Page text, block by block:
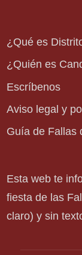
¿Qué es
¿Quién es
Escríbenos
Aviso legal y
Guía de Fallas
Esta web te
fiesta de las
claro) y sin